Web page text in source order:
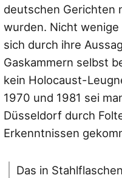
deutschen Gerichten
wurden. Nicht
sich durch ihre
Gaskammern selbst
kein Holocaust-
1970 und 1981 sei
Düsseldorf durch
Erkenntnissen
Das in